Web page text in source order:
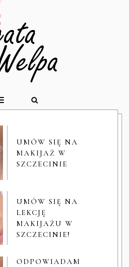
UMÓW SIĘ NA
MAKIJAŻ W
SZCZECINIE
UMÓW SIĘ NA
LEKCJĘ
MAKIJAŻU W
SZCZECINIE!
ODPOWIADAM